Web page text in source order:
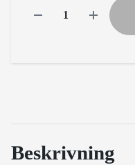
Beskrivning